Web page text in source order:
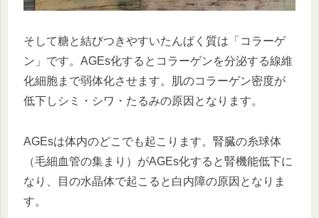
そして糖と結びつきやすいたんぱく質は「コラーゲ
ン」です。AGEs化するとコラーゲンを分泌する線維
化細胞まで弱体化させます。肌のコラーゲン密度が
低下しシミ・シワ・たるみの原因となります。
AGEsは体内のどこでも起こります。腎臓の糸球体
（毛細血管の集まり）がAGEs化すると腎機能低下に
なり、目の水晶体で起こると白内障の原因となりま
す。